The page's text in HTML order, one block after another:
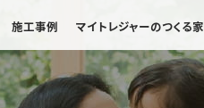
施工事例 マイトレジャーのつくる家